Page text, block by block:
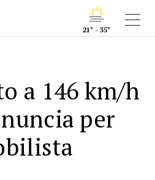
21° - 35°
a 146 km/h
per